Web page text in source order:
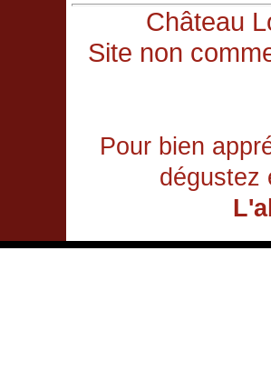
Château
Site non
Pour bien
dégustez